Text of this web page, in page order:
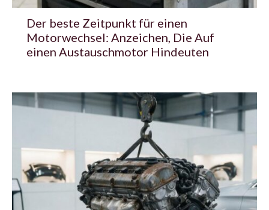
Der beste Zeitpunkt für einen
Motorwechsel: Anzeichen, Die Auf
einen Austauschmotor Hindeuten